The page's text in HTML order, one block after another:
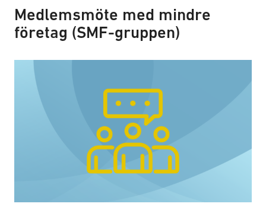
Medlemsmöte med mindre
företag (SMF-gruppen)